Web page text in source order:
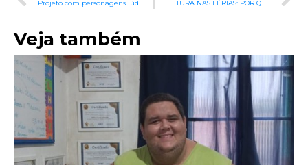
Veja também